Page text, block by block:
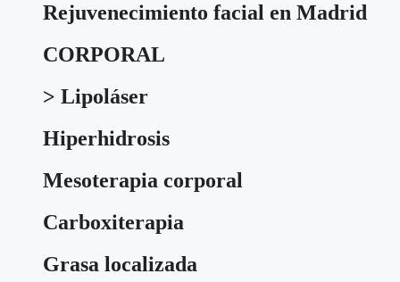
Rejuvenecimiento facial en Madrid
CORPORAL
> Lipoláser
Hiperhidrosis
Mesoterapia corporal
Carboxiterapia
Grasa localizada